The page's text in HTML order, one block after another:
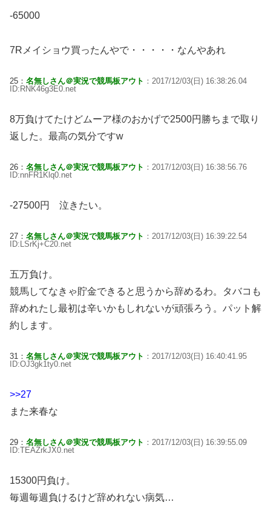
-65000
7Rメイショウ買ったんやで・・・・・なんやあれ
25： 名無しさん＠実況で競馬板アウト ：2017/12/03(日) 16:38:26.04
ID:RNK46g3E0.net
8万負けてたけどムーア様のおかげで2500円勝ちまで取り
返した。最高の気分ですw
26： 名無しさん＠実況で競馬板アウト ：2017/12/03(日) 16:38:56.76
ID:nnFR1Klq0.net
-27500円 泣きたい。
27： 名無しさん＠実況で競馬板アウト ：2017/12/03(日) 16:39:22.54
ID:LSrKj+C20.net
五万負け。
競馬してなきゃ貯金できると思うから辞めるわ。タバコも
辞めれたし最初は辛いかもしれないが頑張ろう。パット解
約します。
31： 名無しさん＠実況で競馬板アウト ：2017/12/03(日) 16:40:41.95
ID:OJ3gk1ty0.net
>>27
また来春な
29： 名無しさん＠実況で競馬板アウト ：2017/12/03(日) 16:39:55.09
ID:TEAZrkJX0.net
15300円負け。
毎週毎週負けるけど辞めれない病気…